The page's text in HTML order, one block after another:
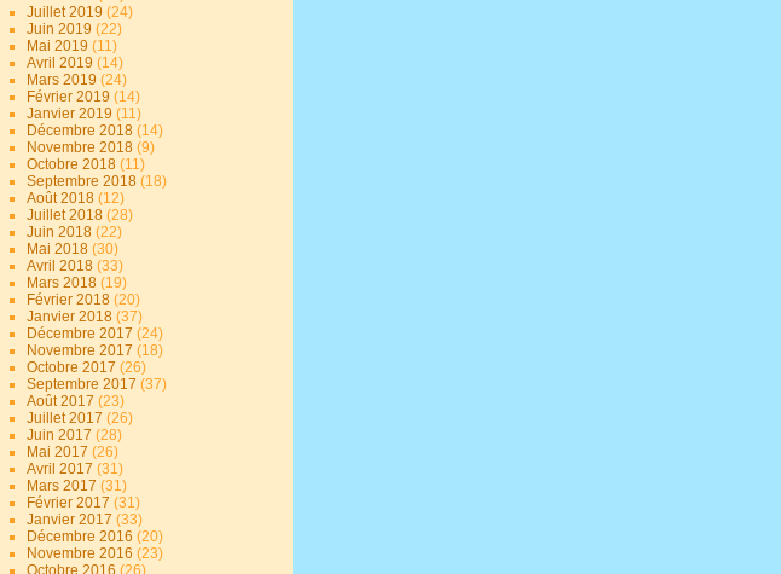
Juillet 2019(24)
Juin 2019(22)
Mai 2019(11)
Avril 2019(14)
Mars 2019(24)
Février 2019(14)
Janvier 2019(11)
Décembre 2018(14)
Novembre 2018(9)
Octobre 2018(11)
Septembre 2018(18)
Août 2018(12)
Juillet 2018(28)
Juin 2018(22)
Mai 2018(30)
Avril 2018(33)
Mars 2018(19)
Février 2018(20)
Janvier 2018(37)
Décembre 2017(24)
Novembre 2017(18)
Octobre 2017(26)
Septembre 2017(37)
Août 2017(23)
Juillet 2017(26)
Juin 2017(28)
Mai 2017(26)
Avril 2017(31)
Mars 2017(31)
Février 2017(31)
Janvier 2017(33)
Décembre 2016(20)
Novembre 2016(23)
Octobre 2016(26)